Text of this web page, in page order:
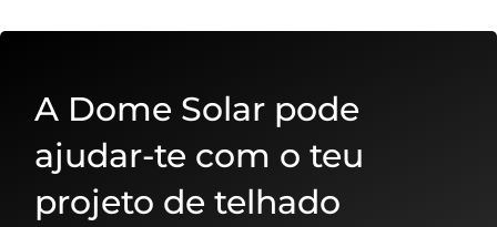
A Dome Solar pode
ajudar-te com o teu
projeto de telhado